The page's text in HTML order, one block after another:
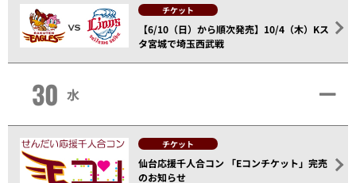
チケット
【6/10（日）から順次発売】10/4（木）Kス
タ宮城で埼玉西武戦
30 水
チケット
仙台応援千人合コン 「Eコンチケット」完売
のお知らせ